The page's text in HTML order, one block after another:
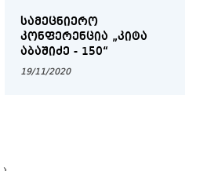
ᲡᲐᲛᲔᲪᲜᲘᲔᲠᲝ
ᲙᲝᲜᲤᲔᲠᲔᲜᲪᲘᲐ „ᲙᲘᲢᲐ
ᲐᲑᲐᲨᲘᲫᲔ - 150“
19/11/2020